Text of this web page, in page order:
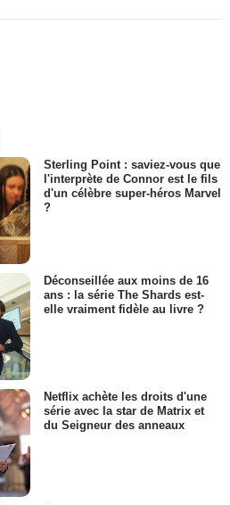
Sterling Point : saviez-vous que
l'interprète de Connor est le fils
d'un célèbre super-héros Marvel
?
Déconseillée aux moins de 16
ans : la série The Shards est-
elle vraiment fidèle au livre ?
Netflix achète les droits d'une
série avec la star de Matrix et
du Seigneur des anneaux